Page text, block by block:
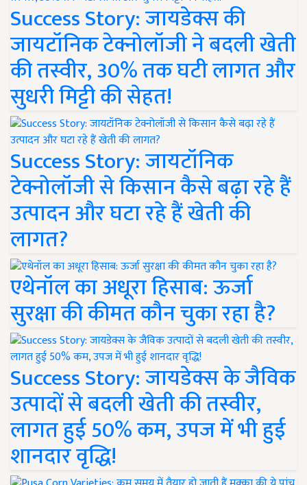
Success Story: जायडेक्स की
जायटॉनिक टेक्नोलॉजी ने बदली खेती
की तस्वीर, 30% तक घटी लागत और
सुधरी मिट्टी की सेहत!
Success Story: जायटॉनिक
टेक्नोलॉजी से किसान कैसे बढ़ा रहे हैं
उत्पादन और घटा रहे हैं खेती की
लागत?
एथेनॉल का अधूरा हिसाब: ऊर्जा
सुरक्षा की कीमत कौन चुका रहा है?
Success Story: जायडेक्स के जैविक
उत्पादों से बदली खेती की तस्वीर,
लागत हुई 50% कम, उपज में भी हुई
शानदार वृद्धि!